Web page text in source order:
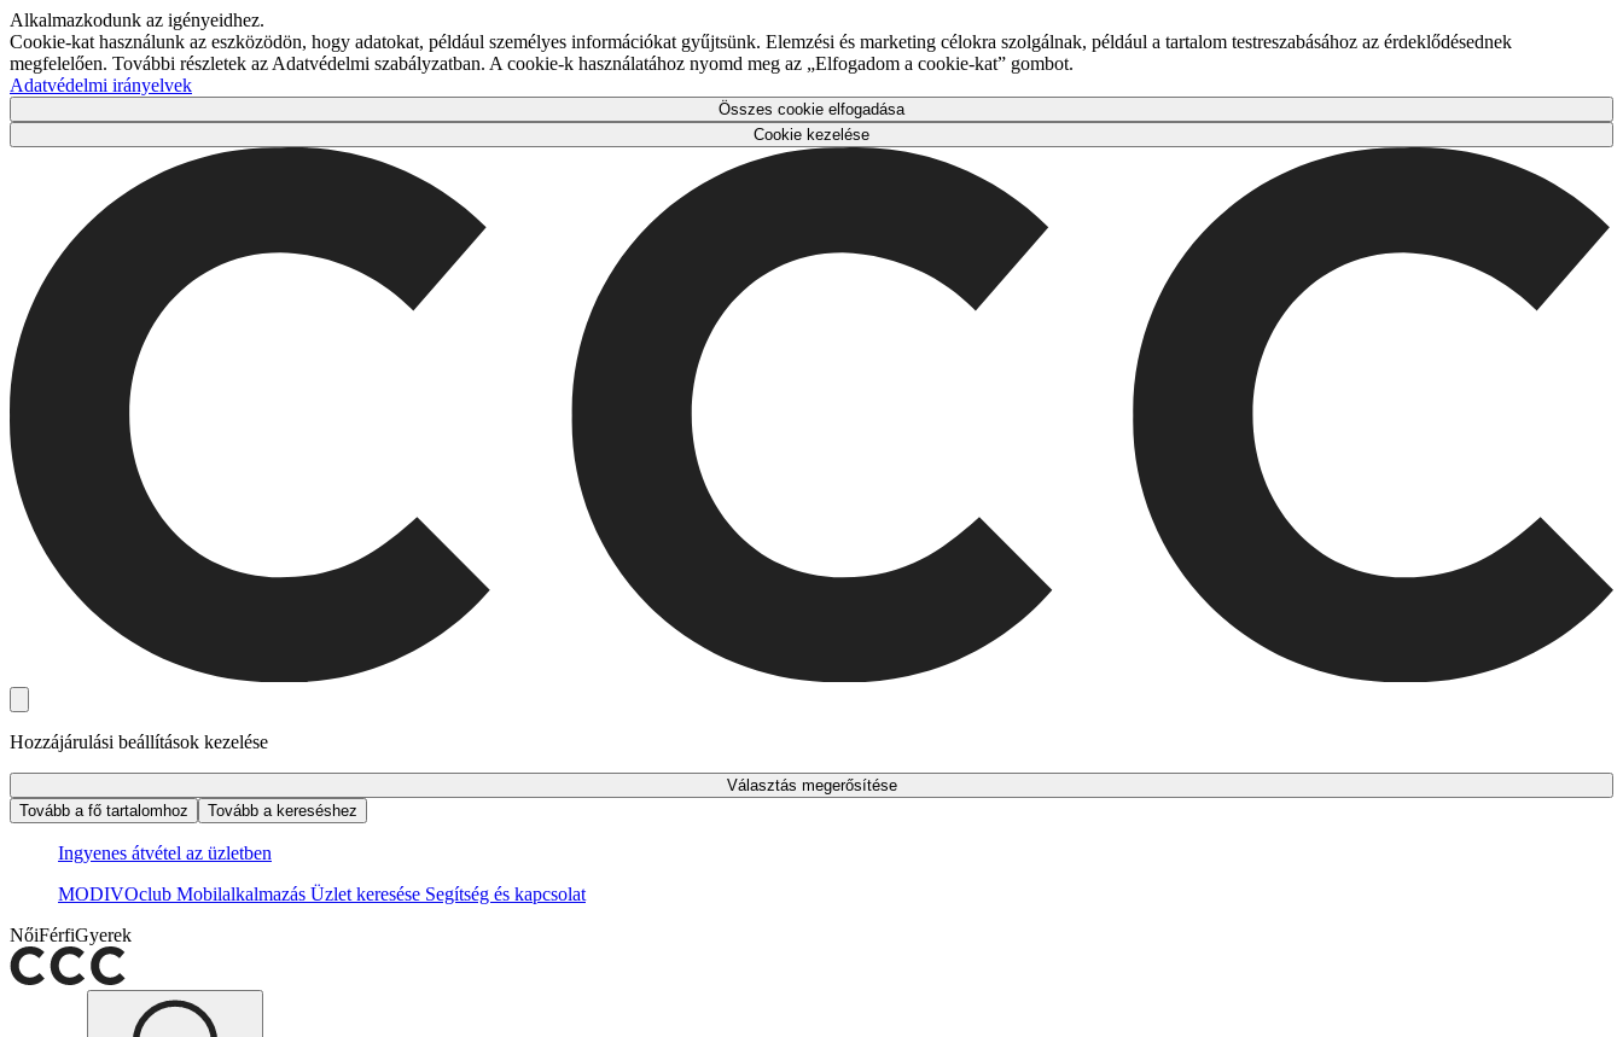
Alkalmazkodunk az igényeidhez.
Cookie-kat használunk az eszközödön, hogy adatokat, például személyes információkat gyűjtsünk. Elemzési és marketing célokra szolgálnak, például a tartalom testreszabásához az érdeklődésednek
megfelelően. További részletek az Adatvédelmi szabályzatban. A cookie-k használatához nyomd meg az „Elfogadom a cookie-kat” gombot.
Adatvédelmi irányelvek
Összes cookie elfogadása
Cookie kezelése
Hozzájárulási beállítások kezelése
Választás megerősítése
Tovább a fő tartalomhoz
Tovább a kereséshez
Ingyenes átvétel az üzletben
MODIVOclub Mobilalkalmazás Üzlet keresése Segítség és kapcsolat
NőiFérfiGyerek